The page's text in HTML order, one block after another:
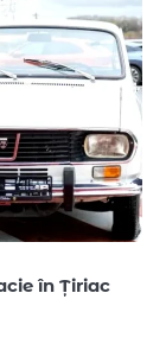
în Țiriac